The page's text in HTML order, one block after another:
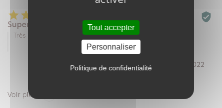
Tout accepter
Personnaliser
Politique de confidentialité

Super savon
Très respectueux de la peau

Par Delphine D. le 25/04/2022
Voir plus